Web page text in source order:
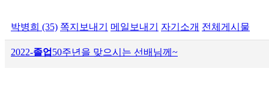
박병희 (35) 쪽지보내기 메일보내기 자기소개 전체게시물
2022-졸업 50주년을 맞으시는 선배님께~